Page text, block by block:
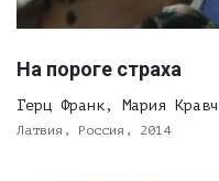
На пороге страха
Герц Франк, Мария
Латвия, Россия, 2014